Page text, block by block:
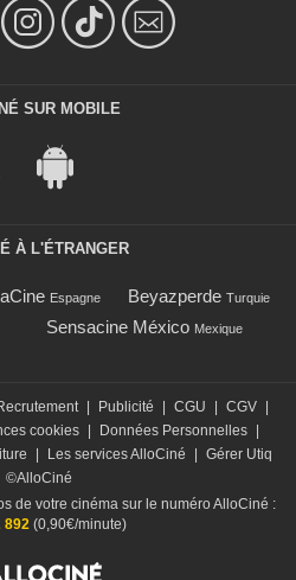
SUR MOBILE
À L'ÉTRANGER
Espagne Beyazperde Turquie
Sensacine México Mexique
| Publicité | CGU | CGV |
cookies | Données Personnelles |
| Les services AlloCiné | Gérer Utiq
©AlloCiné
de votre cinéma sur le numéro AlloCiné :
892(0,90€/minute)